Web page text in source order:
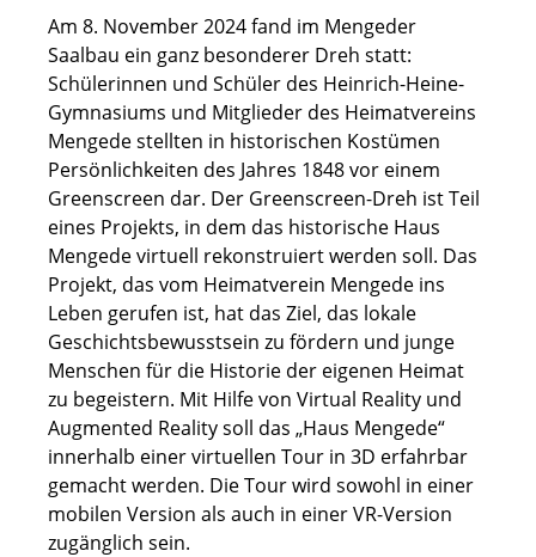
Am 8. November 2024 fand im Mengeder
Saalbau ein ganz besonderer Dreh statt:
Schülerinnen und Schüler des Heinrich-Heine-
Gymnasiums und Mitglieder des Heimatvereins
Mengede stellten in historischen Kostümen
Persönlichkeiten des Jahres 1848 vor einem
Greenscreen dar. Der Greenscreen-Dreh ist Teil
eines Projekts, in dem das historische Haus
Mengede virtuell rekonstruiert werden soll. Das
Projekt, das vom Heimatverein Mengede ins
Leben gerufen ist, hat das Ziel, das lokale
Geschichtsbewusstsein zu fördern und junge
Menschen für die Historie der eigenen Heimat
zu begeistern. Mit Hilfe von Virtual Reality und
Augmented Reality soll das „Haus Mengede“
innerhalb einer virtuellen Tour in 3D erfahrbar
gemacht werden. Die Tour wird sowohl in einer
mobilen Version als auch in einer VR-Version
zugänglich sein.